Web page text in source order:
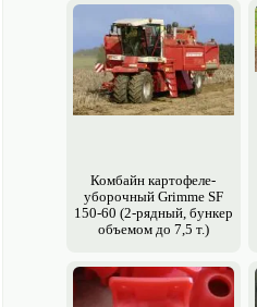
Комбайн картофеле­
уборочный Grimme SF
150-60 (2-рядный, бункер
объемом до 7,5 т.)